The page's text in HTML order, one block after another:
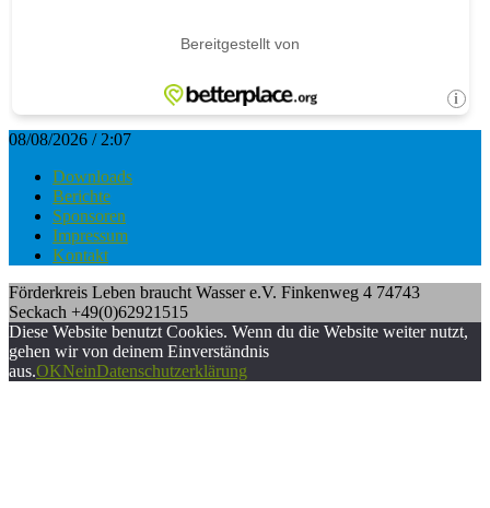
08/08/2026 / 2:07
Downloads
Berichte
Sponsoren
Impressum
Kontakt
Förderkreis Leben braucht Wasser e.V. Finkenweg 4 74743
Seckach +49(0)62921515
Diese Website benutzt Cookies. Wenn du die Website weiter nutzt,
gehen wir von deinem Einverständnis
aus.OKNeinDatenschutzerklärung